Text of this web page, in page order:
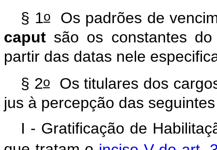
§ 1oOs padrões de
caput são os constantes
partir das datas nele
§ 2oOs titulares dos
jus à percepção das
I - Gratificação de